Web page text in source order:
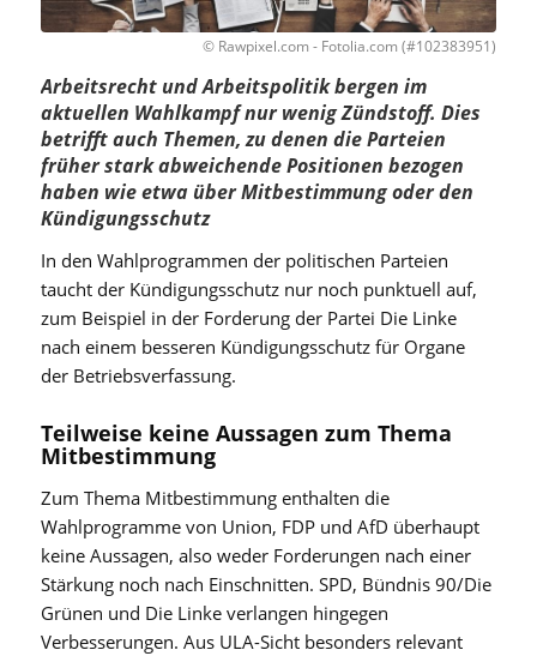
© Rawpixel.com - Fotolia.com (#102383951)
Arbeitsrecht und Arbeitspolitik bergen im
aktuellen Wahlkampf nur wenig Zündstoff. Dies
betrifft auch Themen, zu denen die Parteien
früher stark abweichende Positionen bezogen
haben wie etwa über Mitbestimmung oder den
Kündigungsschutz
In den Wahlprogrammen der politischen Parteien
taucht der Kündigungsschutz nur noch punktuell auf,
zum Beispiel in der Forderung der Partei Die Linke
nach einem besseren Kündigungsschutz für Organe
der Betriebsverfassung.
Teilweise keine Aussagen zum Thema
Mitbestimmung
Zum Thema Mitbestimmung enthalten die
Wahlprogramme von Union, FDP und AfD überhaupt
keine Aussagen, also weder Forderungen nach einer
Stärkung noch nach Einschnitten. SPD, Bündnis 90/Die
Grünen und Die Linke verlangen hingegen
Verbesserungen. Aus ULA-Sicht besonders relevant